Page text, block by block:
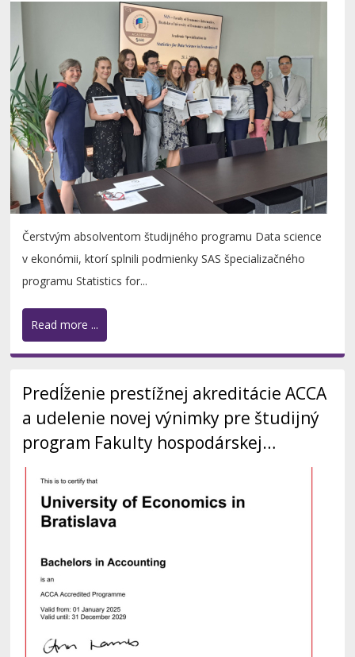
Čerstvým absolventom študijného programu Data science
v ekonómii, ktorí splnili podmienky SAS špecializačného
programu Statistics for...
Read more ...
Predĺženie prestížnej akreditácie ACCA
a udelenie novej výnimky pre študijný
program Fakulty hospodárskej
informatiky